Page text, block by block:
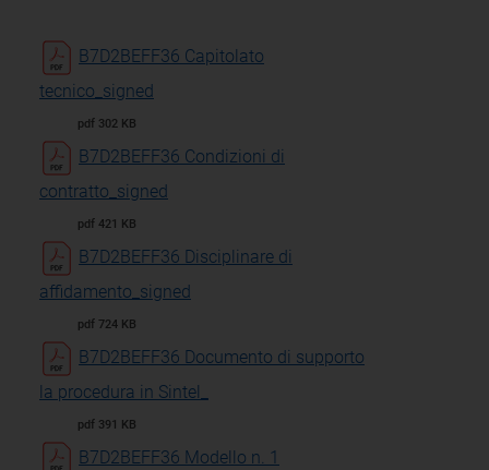
B7D2BEFF36 Capitolato
tecnico_signed
pdf 302 KB
B7D2BEFF36 Condizioni di
contratto_signed
pdf 421 KB
B7D2BEFF36 Disciplinare di
affidamento_signed
pdf 724 KB
B7D2BEFF36 Documento di supporto
la procedura in Sintel_
pdf 391 KB
B7D2BEFF36 Modello n. 1